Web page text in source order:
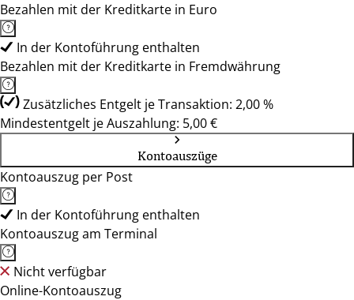
Bezahlen mit der Kreditkarte in Euro
In der Kontoführung enthalten
Bezahlen mit der Kreditkarte in Fremdwährung
Zusätzliches Entgelt je Transaktion: 2,00 %
Mindestentgelt je Auszahlung: 5,00 €
Kontoauszüge
Kontoauszug per Post
In der Kontoführung enthalten
Kontoauszug am Terminal
Nicht verfügbar
Online-Kontoauszug